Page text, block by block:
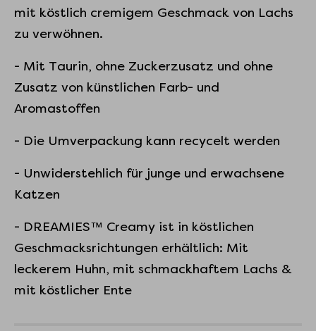
mit köstlich cremigem Geschmack von Lachs
zu verwöhnen.
- Mit Taurin, ohne Zuckerzusatz und ohne
Zusatz von künstlichen Farb- und
Aromastoffen
- Die Umverpackung kann recycelt werden
- Unwiderstehlich für junge und erwachsene
Katzen
- DREAMIES™ Creamy ist in köstlichen
Geschmacksrichtungen erhältlich: Mit
leckerem Huhn, mit schmackhaftem Lachs &
mit köstlicher Ente